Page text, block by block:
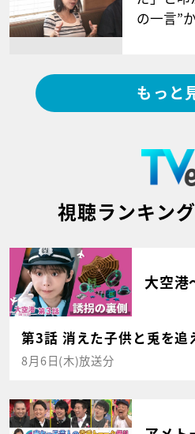
の一言”
もっと
視聴ランキング
大空港
第3話 消えた子供と兎を追
8月6日(木)放送分